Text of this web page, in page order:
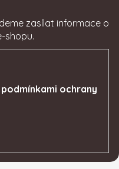
zasílat informace o
shopu.
podmínkami ochrany